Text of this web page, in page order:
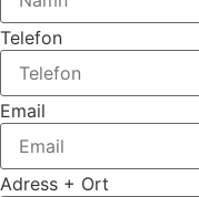
Telefon
Email
Adress + Ort